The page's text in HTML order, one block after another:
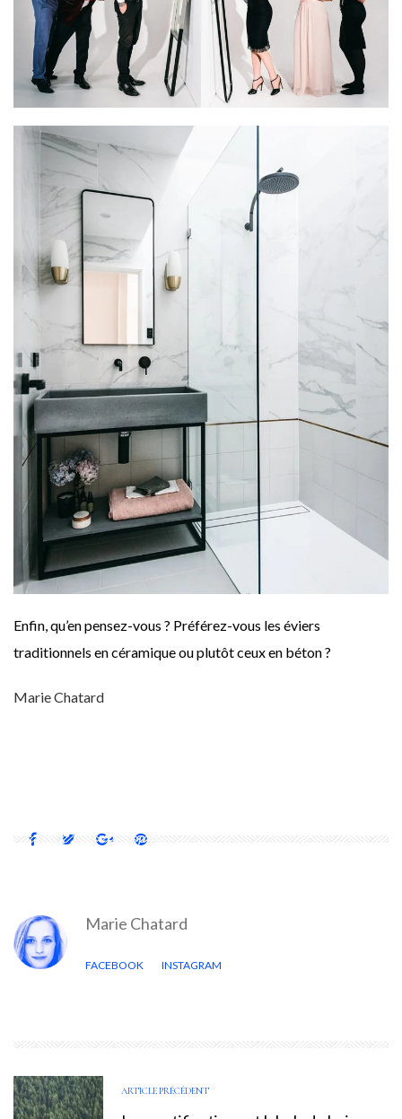
Enfin, qu’en pensez-vous ? Préférez-vous les éviers
traditionnels en céramique ou plutôt ceux en béton ?
Marie Chatard
Marie Chatard
FACEBOOK INSTAGRAM
ARTICLE PRÉCÉDENT